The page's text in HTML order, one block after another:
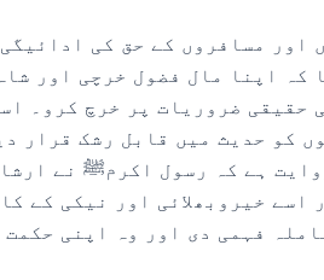
اور مسافروں کے حق کی
اپنا مال فضول خرچی اور
ضروریات پر خرچ کرو۔
کو حدیث میں قابل رشک قرار
ہے کہ رسول اکرمﷺ نے
خیروبھلائی اور نیکی کے
فہمی دی اور وہ اپنی